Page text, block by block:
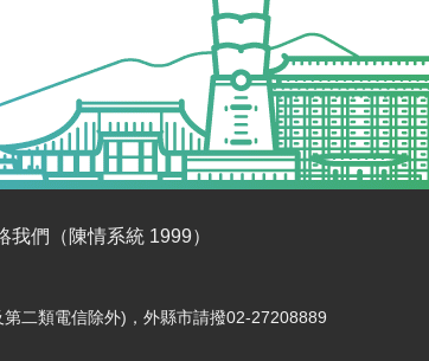
我們（陳情系統 1999）
二類電信除外)，外縣市請撥02-27208889